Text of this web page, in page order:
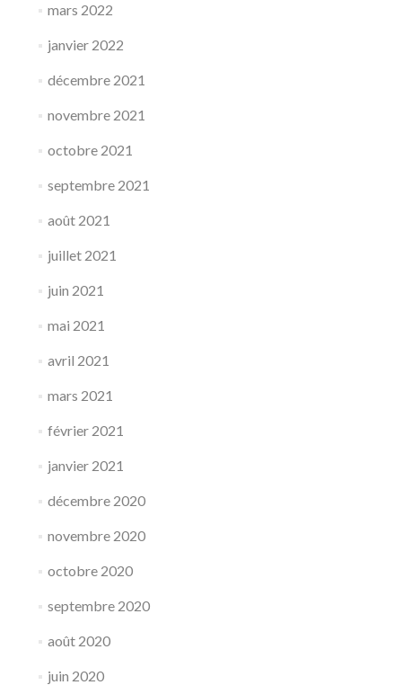
mars 2022
janvier 2022
décembre 2021
novembre 2021
octobre 2021
septembre 2021
août 2021
juillet 2021
juin 2021
mai 2021
avril 2021
mars 2021
février 2021
janvier 2021
décembre 2020
novembre 2020
octobre 2020
septembre 2020
août 2020
juin 2020